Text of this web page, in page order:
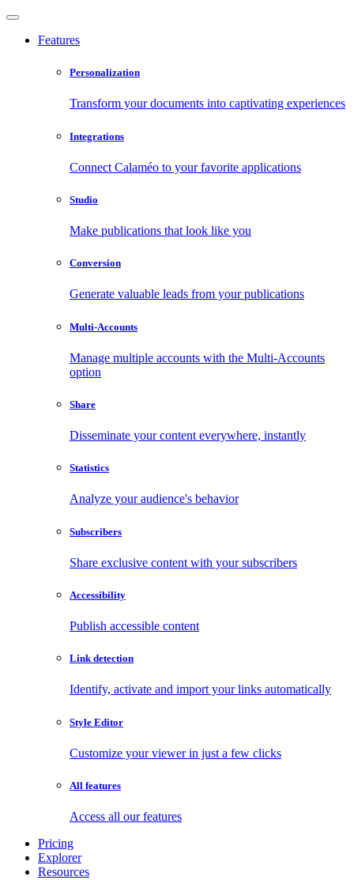
Features
Personalization
Transform your documents into captivating experiences
Integrations
Connect Calaméo to your favorite applications
Studio
Make publications that look like you
Conversion
Generate valuable leads from your publications
Multi-Accounts
Manage multiple accounts with the Multi-Accounts
option
Share
Disseminate your content everywhere, instantly
Statistics
Analyze your audience's behavior
Subscribers
Share exclusive content with your subscribers
Accessibility
Publish accessible content
Link detection
Identify, activate and import your links automatically
Style Editor
Customize your viewer in just a few clicks
All features
Access all our features
Pricing
Explorer
Resources